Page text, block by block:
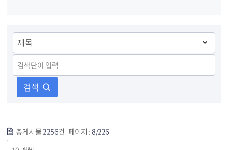
검색
총게시물2256건 페이지 :8/226